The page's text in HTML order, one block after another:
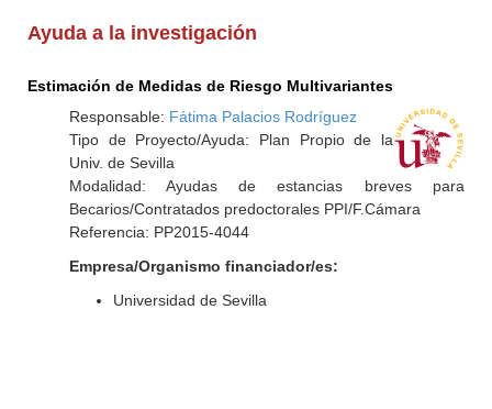
Ayuda a la investigación
Estimación de Medidas de Riesgo Multivariantes
Responsable: Fátima Palacios Rodríguez
Tipo de Proyecto/Ayuda: Plan Propio de la
Univ. de Sevilla
Modalidad: Ayudas de estancias breves para
Becarios/Contratados predoctorales PPI/F.Cámara
Referencia: PP2015-4044
Empresa/Organismo financiador/es:
Universidad de Sevilla